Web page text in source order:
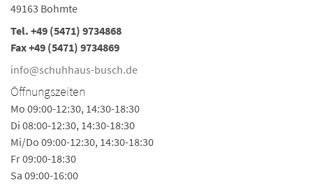
49163 Bohmte
Tel. +49 (5471) 9734868
Fax +49 (5471) 9734869
info@schuhhaus-busch.de
Öffnungszeiten
Mo 09:00-12:30, 14:30-18:30
Di 08:00-12:30, 14:30-18:30
Mi/Do 09:00-12:30, 14:30-18:30
Fr 09:00-18:30
Sa 09:00-16:00